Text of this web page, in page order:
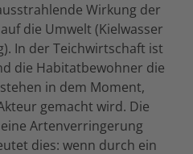
Wirkung der
die Umwelt (Kielwasser
In der Teichwirtschaft ist
die Habitatbewohner die
in dem Moment,
gemacht wird. Die
Artenverringerung
dies: wenn durch ein